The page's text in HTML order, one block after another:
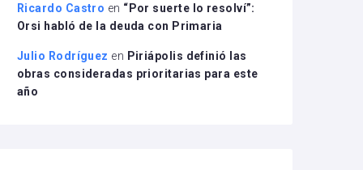
Ricardo Castro en “Por suerte lo resolví”:
Orsi habló de la deuda con Primaria
Julio Rodríguez en Piriápolis definió las
obras consideradas prioritarias para este
año